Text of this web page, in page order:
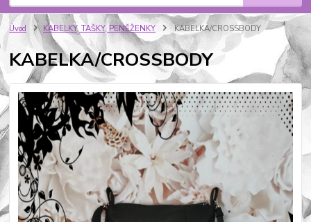
Úvod KABELKY, TAŠKY, PENĚŽENKY KABELKA/CROSSBODY
KABELKA/CROSSBODY